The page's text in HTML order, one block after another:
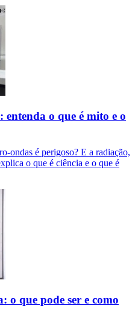
o que é mito e o
ondas é perigoso? E a radiação,
o que é ciência e o que é
o que pode ser e como